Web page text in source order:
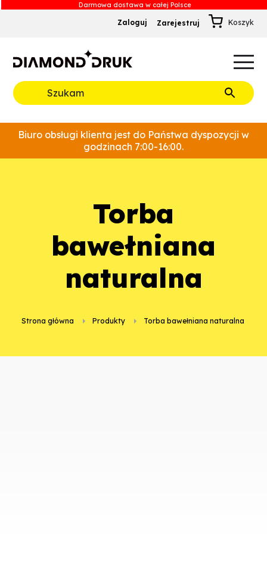
Zaloguj Zarejestruj
Rozwiń
Biuro obsługi klienta jest do Państwa dyspozycji w
godzinach 7:00-16:00.
Strona główna Produkty Torba bawełniana naturalna
Torba
bawełniana
naturalna